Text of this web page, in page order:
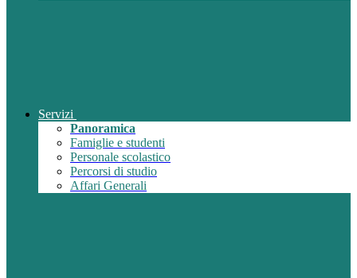
Servizi
Panoramica
Famiglie e studenti
Personale scolastico
Percorsi di studio
Affari Generali